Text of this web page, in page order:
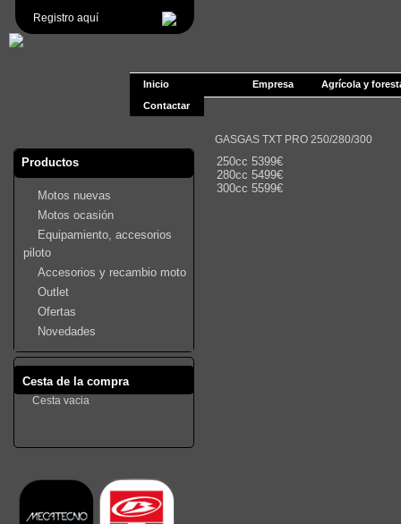
Registro aquí
Inicio Empresa
Agrícola y
Contactar
Productos
Motos nuevas
Motos ocasión
Equipamiento, accesorios
piloto
Accesorios y recambio moto
Outlet
Ofertas
Novedades
Cesta de la compra
Cesta vacia
GASGAS TXT PRO 250/280/300
250cc 5399€
280cc 5499€
300cc 5599€